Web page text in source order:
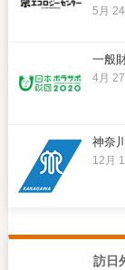
5月
一般
4月
神奈
12月
訪日